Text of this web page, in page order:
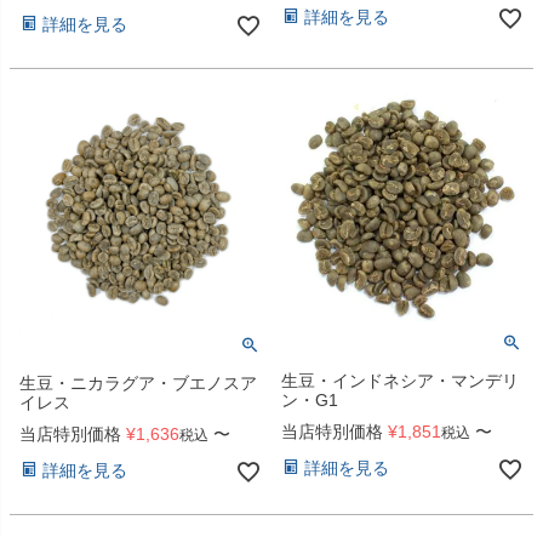
詳細を見る
詳細を見る
生豆・ニカラグア・ブエノスア
イレス
当店特別価格 ¥1,636税込 〜
詳細を見る
生豆・インドネシア・マンデリ
ン・G1
当店特別価格 ¥1,851税込 〜
詳細を見る